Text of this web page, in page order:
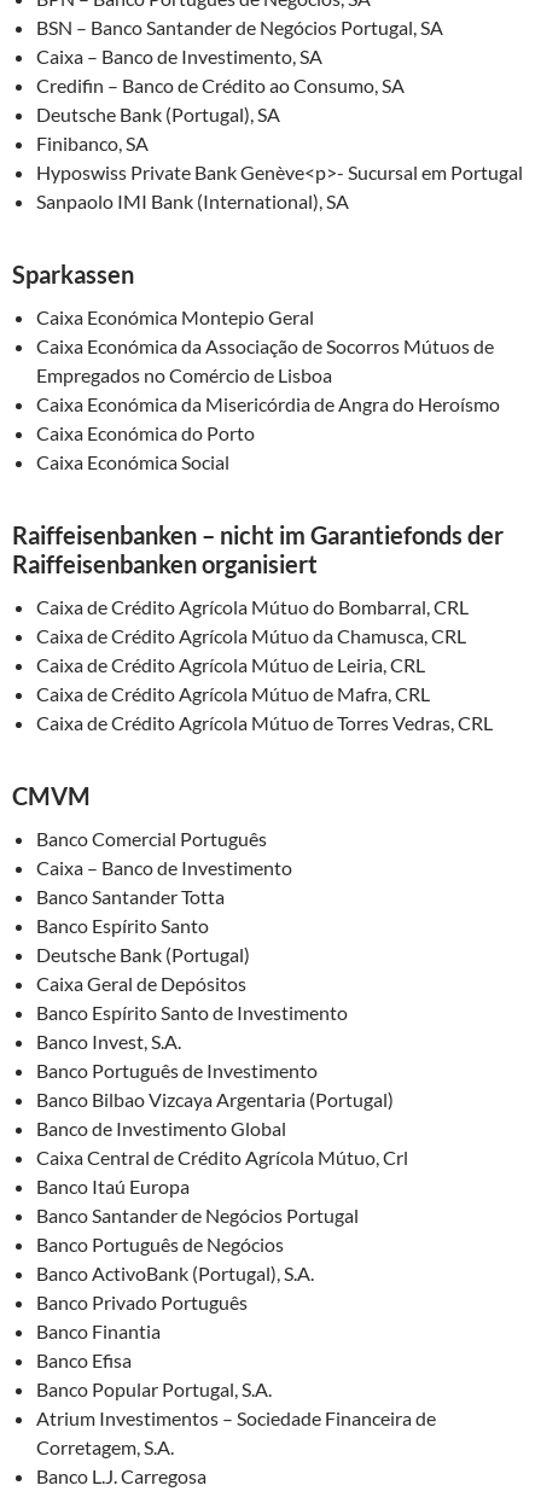
BSN – Banco Santander de Negócios Portugal, SA
Caixa – Banco de Investimento, SA
Credifin – Banco de Crédito ao Consumo, SA
Deutsche Bank (Portugal), SA
Finibanco, SA
Hyposwiss Private Bank Genève<p>- Sucursal em Portugal
Sanpaolo IMI Bank (International), SA
Sparkassen
Caixa Económica Montepio Geral
Caixa Económica da Associação de Socorros Mútuos de
Empregados no Comércio de Lisboa
Caixa Económica da Misericórdia de Angra do Heroísmo
Caixa Económica do Porto
Caixa Económica Social
Raiffeisenbanken – nicht im Garantiefonds der
Raiffeisenbanken organisiert
Caixa de Crédito Agrícola Mútuo do Bombarral, CRL
Caixa de Crédito Agrícola Mútuo da Chamusca, CRL
Caixa de Crédito Agrícola Mútuo de Leiria, CRL
Caixa de Crédito Agrícola Mútuo de Mafra, CRL
Caixa de Crédito Agrícola Mútuo de Torres Vedras, CRL
CMVM
Banco Comercial Português
Caixa – Banco de Investimento
Banco Santander Totta
Banco Espírito Santo
Deutsche Bank (Portugal)
Caixa Geral de Depósitos
Banco Espírito Santo de Investimento
Banco Invest, S.A.
Banco Português de Investimento
Banco Bilbao Vizcaya Argentaria (Portugal)
Banco de Investimento Global
Caixa Central de Crédito Agrícola Mútuo, Crl
Banco Itaú Europa
Banco Santander de Negócios Portugal
Banco Português de Negócios
Banco ActivoBank (Portugal), S.A.
Banco Privado Português
Banco Finantia
Banco Efisa
Banco Popular Portugal, S.A.
Atrium Investimentos – Sociedade Financeira de
Corretagem, S.A.
Banco L.J. Carregosa